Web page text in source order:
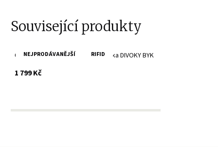
Související produkty
NEJPRODÁVANĚJŠÍ RIFID
Červená dámská kožená peněženka DIVOKY BYK
1 799 Kčs DPH